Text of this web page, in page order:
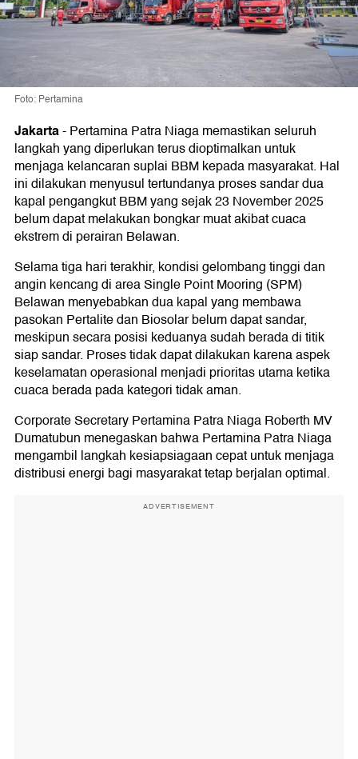
Foto: Pertamina
Jakarta-Pertamina Patra Niaga memastikan seluruh
langkah yang diperlukan terus dioptimalkan untuk
menjaga kelancaran suplai BBM kepada masyarakat. Hal
ini dilakukan menyusul tertundanya proses sandar dua
kapal pengangkut BBM yang sejak 23 November 2025
belum dapat melakukan bongkar muat akibat cuaca
ekstrem di perairan Belawan.
Selama tiga hari terakhir, kondisi gelombang tinggi dan
angin kencang di area Single Point Mooring (SPM)
Belawan menyebabkan dua kapal yang membawa
pasokan Pertalite dan Biosolar belum dapat sandar,
meskipun secara posisi keduanya sudah berada di titik
siap sandar. Proses tidak dapat dilakukan karena aspek
keselamatan operasional menjadi prioritas utama ketika
cuaca berada pada kategori tidak aman.
Corporate Secretary Pertamina Patra Niaga Roberth MV
Dumatubun menegaskan bahwa Pertamina Patra Niaga
mengambil langkah kesiapsiagaan cepat untuk menjaga
distribusi energi bagi masyarakat tetap berjalan optimal.
ADVERTISEMENT